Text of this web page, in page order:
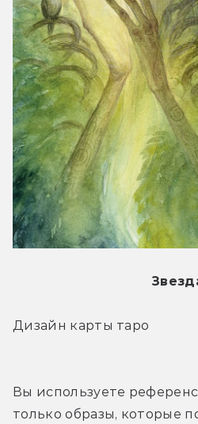
Дизайн карты таро
Вы используете
только образы, которые